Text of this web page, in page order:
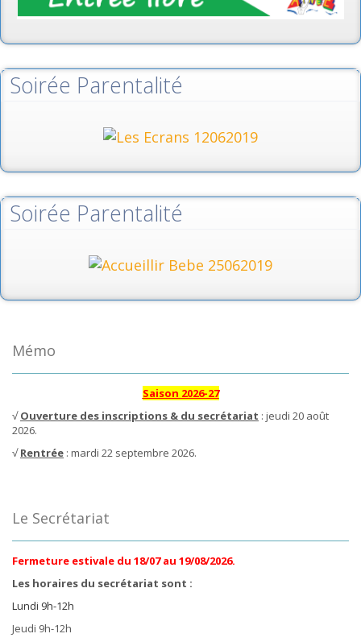
Soirée Parentalité
Soirée Parentalité
Mémo
Saison 2026-27
√Ouverture des inscriptions & du secrétariat : jeudi 20 août
2026.
√Rentrée : mardi 22 septembre 2026.
Le Secrétariat
Fermeture estivale du 18/07 au 19/08/2026.
Les horaires du secrétariat sont :
Lundi 9h-12h
Jeudi 9h-12h